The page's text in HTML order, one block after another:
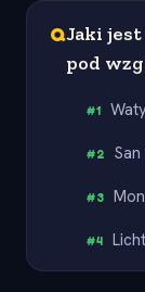
QJaki
pod
#1
#2
#3
#4